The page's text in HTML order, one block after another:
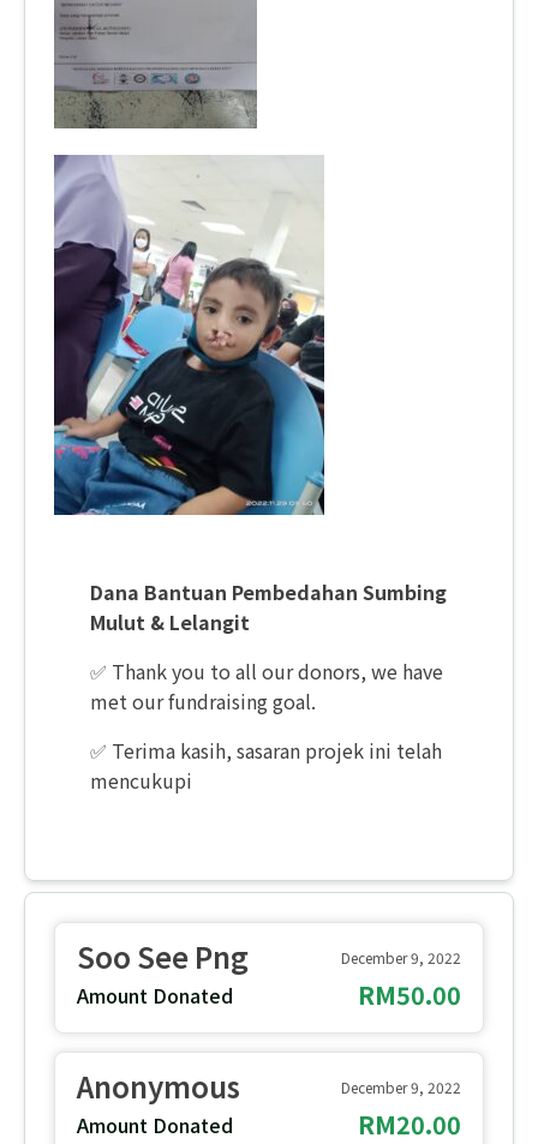
Dana Bantuan Pembedahan Sumbing
Mulut & Lelangit
✅ Thank you to all our donors, we have
met our fundraising goal.
✅ Terima kasih, sasaran projek ini telah
mencukupi
Soo See Png December 9, 2022
Amount Donated RM50.00
Anonymous December 9, 2022
Amount Donated RM20.00